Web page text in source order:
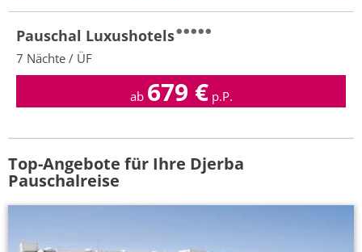
Pauschal Luxushotels
7 Nächte / ÜF
ab 679 € p.P.
Top-Angebote für Ihre Djerba
Pauschalreise